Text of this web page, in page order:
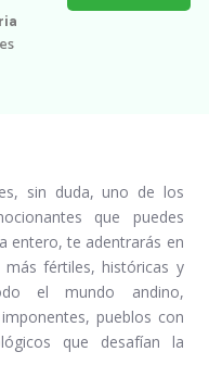
es, sin duda, uno de los
que puedes
entero, te adentrarás en
fértiles, históricas y
el mundo andino,
pueblos con
que desafían la